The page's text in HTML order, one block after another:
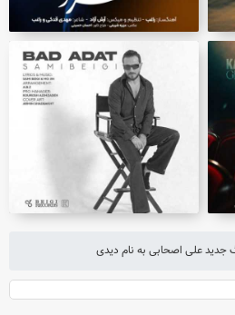
جدید علی اصحابی به نام دیدی